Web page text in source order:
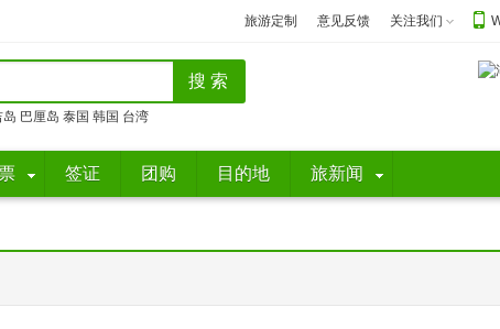
旅游定制 意见反馈 关注我们
岛 巴厘岛 泰国 韩国 台湾
签证 团购 目的地 旅新闻